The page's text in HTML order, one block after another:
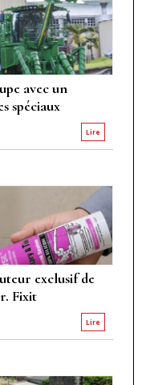
avec un
spéciaux
Lire
exclusif de
Fixit
Lire